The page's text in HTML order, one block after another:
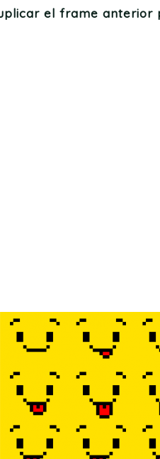
el frame